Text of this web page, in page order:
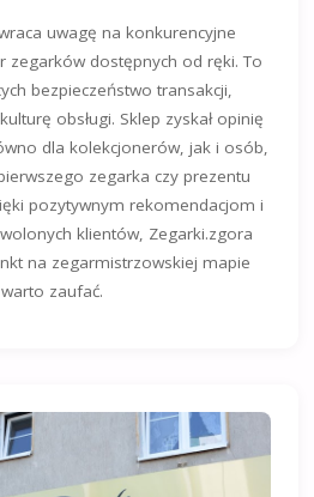
uwagę na konkurencyjne
zegarków dostępnych od ręki. To
bezpieczeństwo transakcji,
obsługi. Sklep zyskał opinię
dla kolekcjonerów, jak i osób,
zegarka czy prezentu
pozytywnym rekomendacjom i
klientów, Zegarki.zgora
na zegarmistrzowskiej mapie
zaufać.